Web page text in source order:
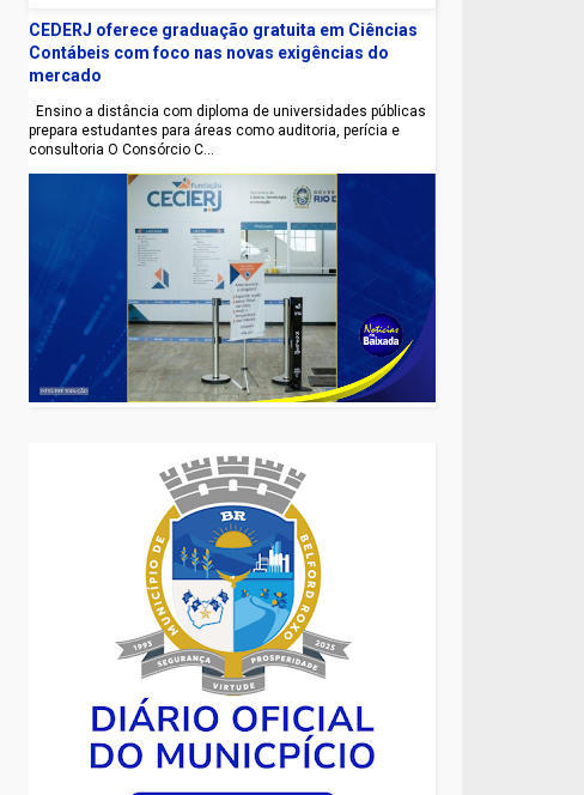
CEDERJ oferece graduação gratuita em Ciências
Contábeis com foco nas novas exigências do
mercado
Ensino a distância com diploma de universidades públicas
prepara estudantes para áreas como auditoria, perícia e
consultoria O Consórcio C...